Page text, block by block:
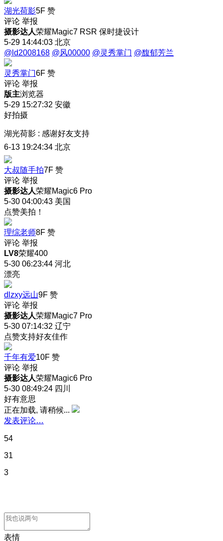
湖光荷影5F 赞
评论 举报
摄影达人荣耀Magic7 RSR 保时捷设计
5-29 14:44:03 北京
@ld2008168 @风00000 @灵秀掌门 @馥郁芳兰
灵秀掌门6F 赞
评论 举报
版主浏览器
5-29 15:27:32 安徽
好拍摄
湖光荷影 : 感谢好友支持
6-13 19:24:34 北京
大叔随手拍7F 赞
评论 举报
摄影达人荣耀Magic6 Pro
5-30 04:00:43 美国
点赞美拍！
理综老师8F 赞
评论 举报
LV8荣耀400
5-30 06:23:44 河北
漂亮
dlzxy远山9F 赞
评论 举报
摄影达人荣耀Magic7 Pro
5-30 07:14:32 辽宁
点赞支持好友佳作
千年有爱10F 赞
评论 举报
摄影达人荣耀Magic6 Pro
5-30 08:49:24 四川
好有意思
正在加载, 请稍候...
发表评论…
54
31
3
表情